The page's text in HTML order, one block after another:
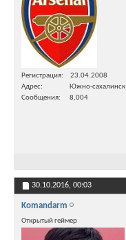
Регистрация
23.04.2008
Адрес
Южно-сахалинск
Сообщения
8,004
30.10.2016, 00:03
Komandarm
Открытый геймер